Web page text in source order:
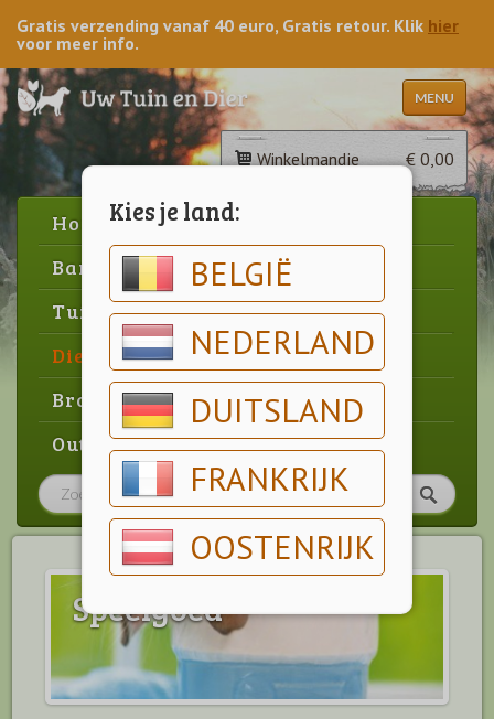
Kies je land:
BELGIË
NEDERLAND
DUITSLAND
FRANKRIJK
OOSTENRIJK
Gratis verzending vanaf 40 euro, Gratis retour. Klik hier
voor meer info.
MENU
Winkelmandje € 0,00
Home
Barbecue
Tuin
Dier
Brood & gebak
Outlet
Speelgoed